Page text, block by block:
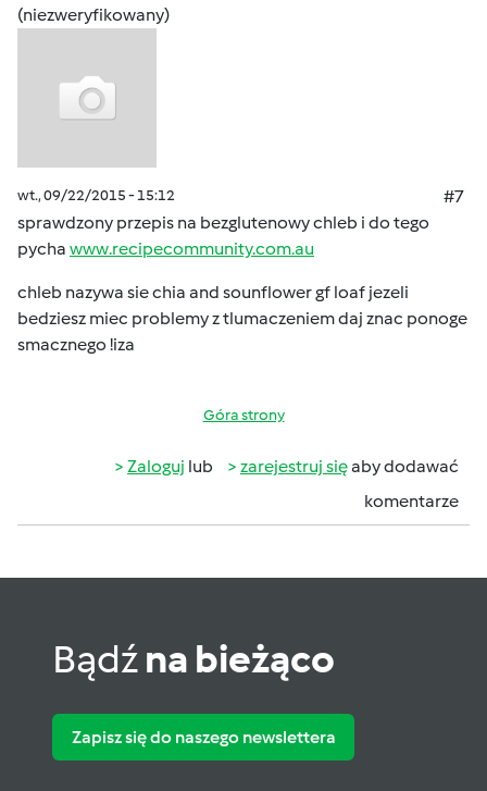
(niezweryfikowany)
wt., 09/22/2015 - 15:12
#7
sprawdzony przepis na bezglutenowy chleb i do tego
pycha www.recipecommunity.com.au
chleb nazywa sie chia and sounflower gf loaf jezeli
bedziesz miec problemy z tlumaczeniem daj znac ponoge
smacznego !iza
Góra strony
Zaloguj lub zarejestruj sięaby dodawać
komentarze
Bądźna bieżąco
Zapisz się do naszego newslettera